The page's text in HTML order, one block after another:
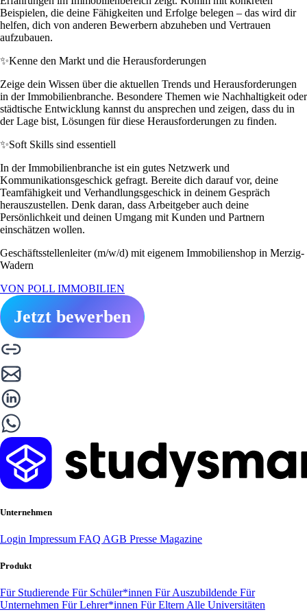
Beispielen, die deine Fähigkeiten und Erfolge belegen – das wird dir
helfen, dich von anderen Bewerbern abzuheben und Vertrauen
aufzubauen.
✨Kenne den Markt und die Herausforderungen
Zeige dein Wissen über die aktuellen Trends und Herausforderungen
in der Immobilienbranche. Besondere Themen wie Nachhaltigkeit oder
städtische Entwicklung kannst du ansprechen und zeigen, dass du in
der Lage bist, Lösungen für diese Herausforderungen zu finden.
✨Soft Skills sind essentiell
In der Immobilienbranche ist ein gutes Netzwerk und
Kommunikationsgeschick gefragt. Bereite dich darauf vor, deine
Teamfähigkeit und Verhandlungsgeschick in deinem Gespräch
herauszustellen. Denk daran, dass Arbeitgeber auch deine
Persönlichkeit und deinen Umgang mit Kunden und Partnern
einschätzen wollen.
Geschäftsstellenleiter (m/w/d) mit eigenem Immobilienshop in Merzig-
Wadern
VON POLL IMMOBILIEN
Jetzt bewerben
Unternehmen
Login Impressum FAQ AGB Presse Magazine
Produkt
Für Studierende Für Schüler*innen Für Auszubildende Für
Unternehmen Für Lehrer*innen Für Eltern Alle Universitäten